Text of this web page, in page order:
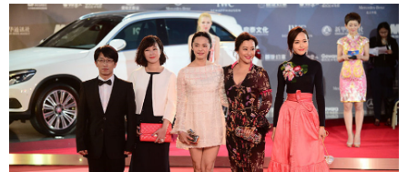
旅游 健康 信息化 数据
金融 公益 军事 无人机
富媒体 摄影 新华广播
新华电视中文 新华电视英文 返回PC